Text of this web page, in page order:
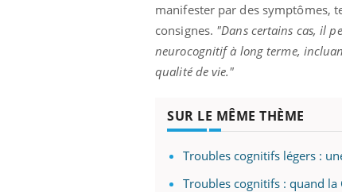
manifester par des symptômes,
consignes. "Dans certains cas, il
neurocognitif à long terme,
qualité de vie."
SUR LE MÊME THÈME
Troubles cognitifs légers :
Troubles cognitifs : quand